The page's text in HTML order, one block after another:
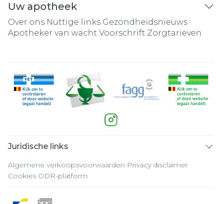
Uw apotheek
Over ons Nuttige links Gezondheidsnieuws
Apotheker van wacht Voorschrift Zorgtarieven
Juridische links
Algemene verkoopsvoorwaarden Privacy disclaimer
Cookies ODR-platform